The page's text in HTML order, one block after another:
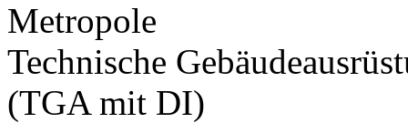
Metropole
Technische
(TGA mit DI)